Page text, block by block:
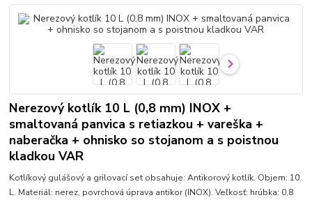
Nerezový kotlík 10 L (0,8 mm) INOX +
smaltovaná panvica s retiazkou + vareška +
naberačka + ohnisko so stojanom a s poistnou
kladkou VAR
Kotlíkový gulášový a grilovací set obsahuje: Antikorový kotlík. Objem: 10
L. Materiál: nerez, povrchová úprava antikor (INOX). Veľkosť: hrúbka: 0,8